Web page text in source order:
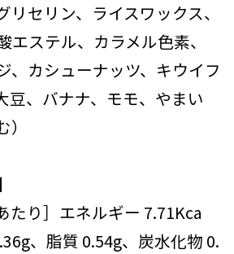
セリン、ライスワックス、
エステル、カラメル色素、
、カシューナッツ、キウイフ
豆、バナナ、モモ、やまい
たり］エネルギー 7.71Kca
、脂質 0.54g、炭水化物 0.